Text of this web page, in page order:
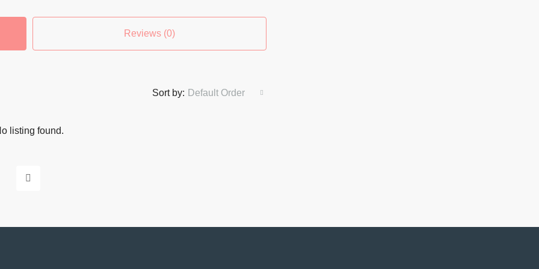
Reviews (0)
Sort by: Default Order
listing found.